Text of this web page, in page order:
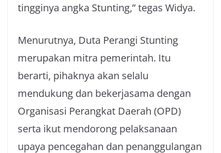
tingginya angka Stunting,” tegas Widya.
Menurutnya, Duta Perangi Stunting
merupakan mitra pemerintah. Itu
berarti, pihaknya akan selalu
mendukung dan bekerjasama dengan
Organisasi Perangkat Daerah (OPD)
serta ikut mendorong pelaksanaan
upaya pencegahan dan penanggulangan